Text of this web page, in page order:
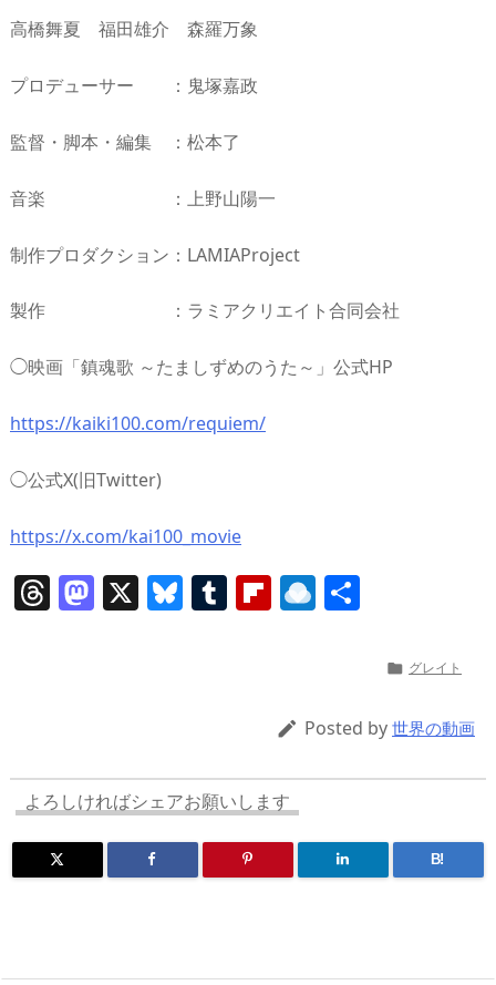
高橋舞夏 福田雄介 森羅万象
プロデューサー ：鬼塚嘉政
監督・脚本・編集 ：松本了
音楽 ：上野山陽一
制作プロダクション：LAMIAProject
製作 ：ラミアクリエイト合同会社
◯映画「鎮魂歌 ～たましずめのうた～」公式HP
https://kaiki100.com/requiem/
◯公式X(旧Twitter)
https://x.com/kai100_movie
T
s
M
o
n
X Bl T Fl
ar
d
R
ro
p.
 グレイト
 Posted by 世界の動画
よろしければシェアお願いします
B!